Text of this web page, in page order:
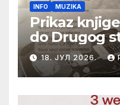
INFO MUZIKA
Prikaz
do Drugog
(bilo neko
(autor-
Botoš 2022.
samizdat)
18. ЈУЛ 2026.